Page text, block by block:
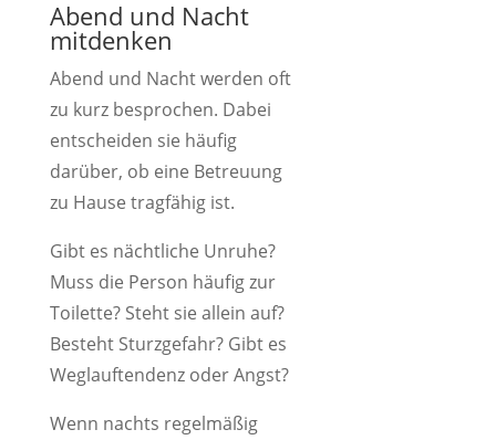
Abend und Nacht
mitdenken
Abend und Nacht werden oft
zu kurz besprochen. Dabei
entscheiden sie häufig
darüber, ob eine Betreuung
zu Hause tragfähig ist.
Gibt es nächtliche Unruhe?
Muss die Person häufig zur
Toilette? Steht sie allein auf?
Besteht Sturzgefahr? Gibt es
Weglauftendenz oder Angst?
Wenn nachts regelmäßig